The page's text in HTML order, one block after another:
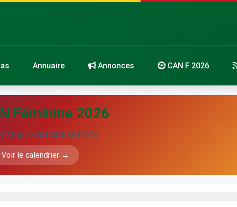
Annuaire Annonces CAN F 2026
Féminine 2026
la compétition au Maroc
Voir le calendrier →